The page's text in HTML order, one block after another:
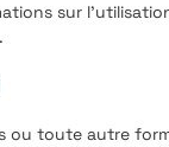
sur
ou toute autre